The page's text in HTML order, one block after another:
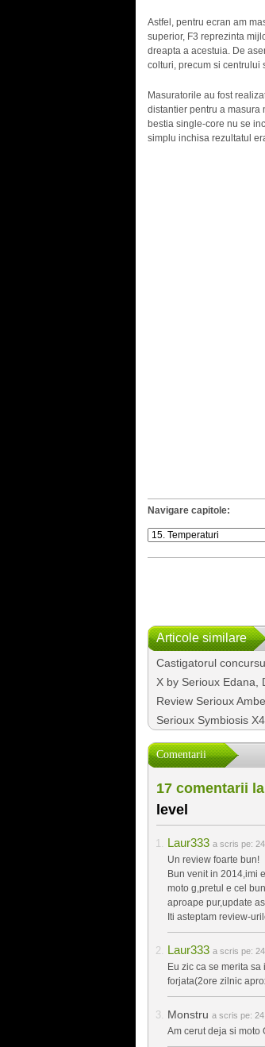
Astfel, pentru ecran am
superior, F3 reprezinta
dreapta a acestuia. De
colturi, precum si centrului
Masuratorile au fost
distantier pentru a masura
bestia single-core nu se
simplu inchisa rezultatul
Navigare capitole:
Articole similare
Castigatorul
X by Serioux Edana,
Review Serioux
Serioux Symbiosis
Comentarii
17 comentarii
level
Laur333 a scris pe:
Un review foarte bun!
Bun venit in 2014,imi
moto g,pretul e cel
aproape pur,update
Iti asteptam review-
Laur333 a scris pe:
Eu zic ca se merita
forjata(2ore zilnic
Monstru a scris pe:
Am cerut deja si moto